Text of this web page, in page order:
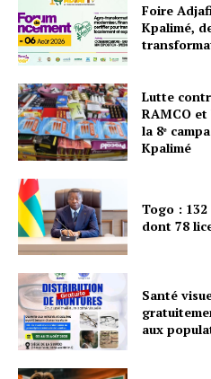
Foire
Kpalimé,
Lutte
RAMCO
la 8ᵉ
Kpalimé
Togo :
dont 78
Santé
aux